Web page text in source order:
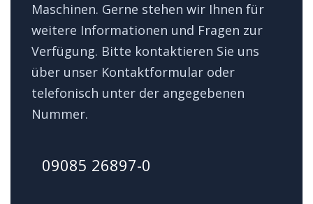
Maschinen. Gerne stehen wir Ihnen für
weitere Informationen und Fragen zur
Verfügung. Bitte kontaktieren Sie uns
über unser Kontaktformular oder
telefonisch unter der angegebenen
Nummer.
09085 26897-0